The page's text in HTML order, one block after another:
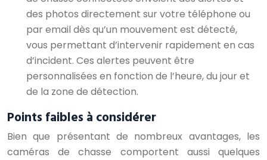
des photos directement sur votre téléphone ou
par email dès qu’un mouvement est détecté,
vous permettant d’intervenir rapidement en cas
d’incident. Ces alertes peuvent être
personnalisées en fonction de l’heure, du jour et
de la zone de détection.
Points faibles à considérer
Bien que présentant de nombreux avantages, les
caméras de chasse comportent aussi quelques